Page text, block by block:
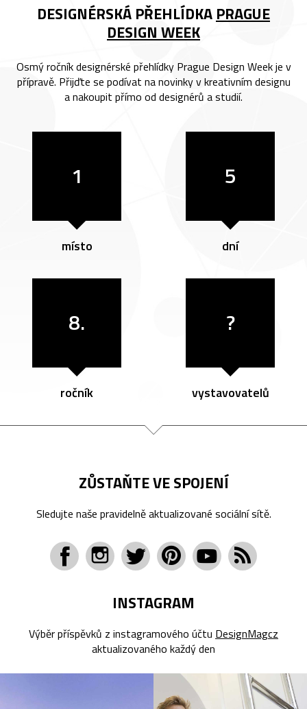
DESIGNÉRSKÁ PŘEHLÍDKA PRAGUE
DESIGN WEEK
Osmý ročník designérské přehlídky Prague Design Week je v
přípravě. Přijďte se podívat na novinky v kreativním designu
a nakoupit přímo od designérů a studií.
1
místo
5
dní
8.
ročník
?
vystavovatelů
ZŮSTAŇTE VE SPOJENÍ
Sledujte naše pravidelně aktualizované sociální sítě.
INSTAGRAM
Výběr příspěvků z instagramového účtu DesignMagcz
aktualizovaného každý den